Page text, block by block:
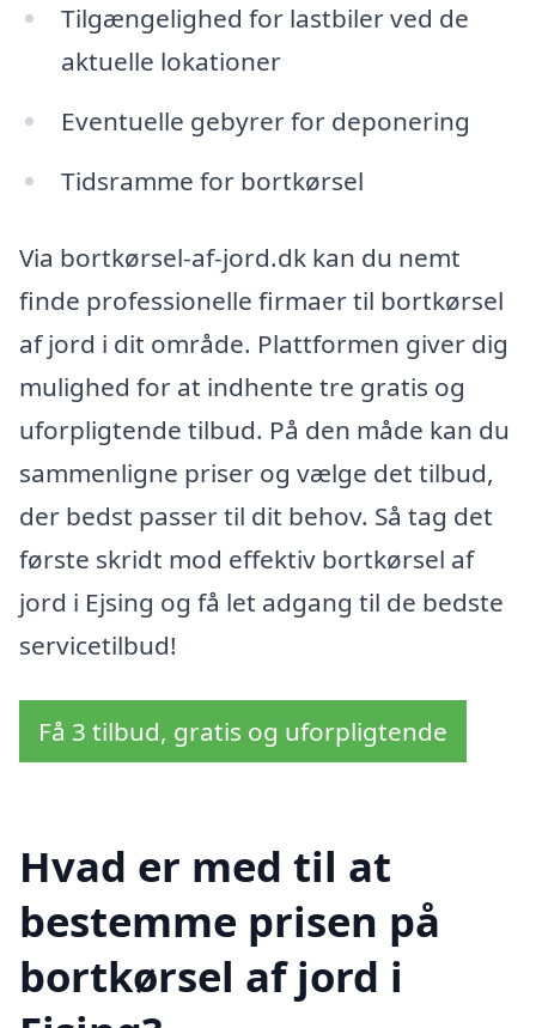
Tilgængelighed for lastbiler ved de
aktuelle lokationer
Eventuelle gebyrer for deponering
Tidsramme for bortkørsel
Via bortkørsel-af-jord.dk kan du nemt
finde professionelle firmaer til bortkørsel
af jord i dit område. Plattformen giver dig
mulighed for at indhente tre gratis og
uforpligtende tilbud. På den måde kan du
sammenligne priser og vælge det tilbud,
der bedst passer til dit behov. Så tag det
første skridt mod effektiv bortkørsel af
jord i Ejsing og få let adgang til de bedste
servicetilbud!
Få 3 tilbud, gratis og uforpligtende
Hvad er med til at
bestemme prisen på
bortkørsel af jord i